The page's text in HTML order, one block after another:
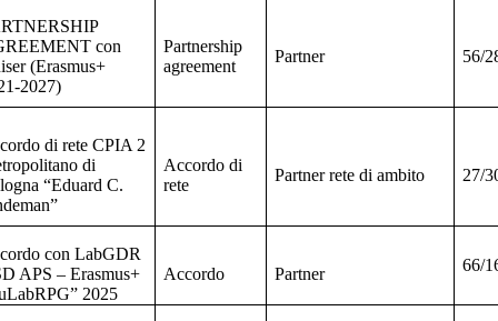
con
(Erasmus+
2027)
Partnership
agreement
Partner 56/
di rete CPIA 2
di
“Eduard C.
Accordo di
rete
Partner rete di ambito 27/
con LabGDR
APS – Erasmus+
2025
Accordo Partner 66/